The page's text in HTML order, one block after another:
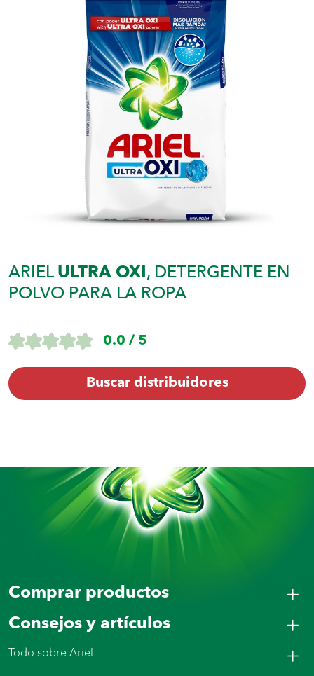
ARIEL ULTRA OXI , DETERGENTE EN
POLVO PARA LA ROPA
0.0 / 5
Buscar distribuidores
Comprar productos
Consejos y artículos
Todo sobre Ariel